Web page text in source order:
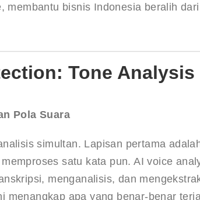
membantu bisnis Indonesia beralih
Tone Analysis
Pola Suara
simultan. Lapisan pertama
satu kata pun. AI voice
menganalisis, dan
menangkap apa yang benar-benar